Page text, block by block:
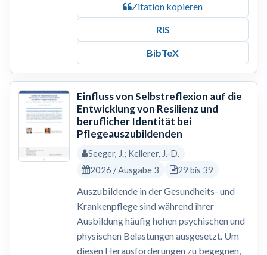
Zitation kopieren
RIS
BibTeX
Einfluss von Selbstreflexion auf die
Entwicklung von Resilienz und
beruflicher Identität bei
Pflegeauszubildenden
Seeger, J.; Kellerer, J.-D.
2026 / Ausgabe 3
29 bis 39
Auszubildende in der Gesundheits- und
Krankenpflege sind während ihrer
Ausbildung häufig hohen psychischen und
physischen Belastungen ausgesetzt. Um
diesen Herausforderungen zu begegnen,